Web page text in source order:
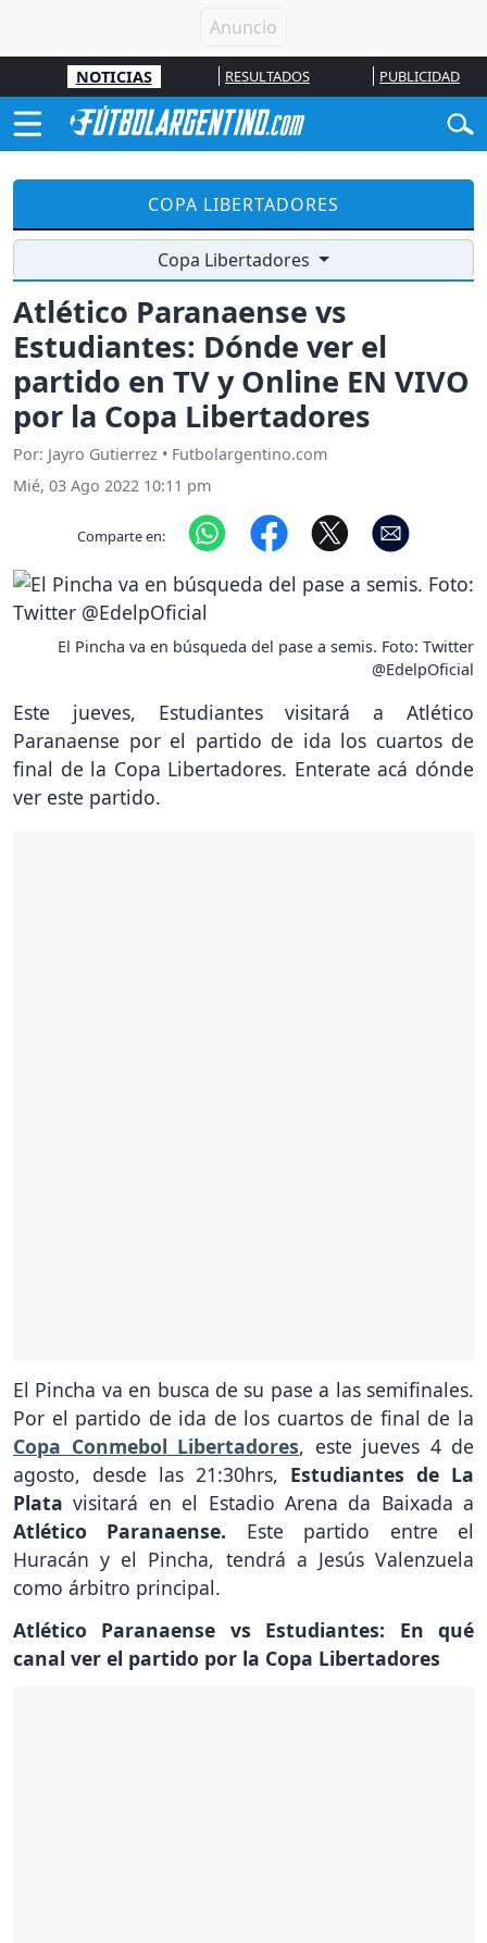
NOTICIAS RESULTADOS PUBLICIDAD
COPA LIBERTADORES
Copa Libertadores
Atlético Paranaense vs
Estudiantes: Dónde ver el
partido en TV y Online EN VIVO
por la Copa Libertadores
Por: Jayro Gutierrez • Futbolargentino.com
Mié, 03 Ago 2022 10:11 pm
Comparte en:
El Pincha va en búsqueda del pase a semis. Foto: Twitter
@EdelpOficial
Este jueves, Estudiantes visitará a Atlético
Paranaense por el partido de ida los cuartos de
final de la Copa Libertadores. Enterate acá dónde
ver este partido.
El Pincha va en busca de su pase a las semifinales.
Por el partido de ida de los cuartos de final de la
Copa Conmebol Libertadores, este jueves 4 de
agosto, desde las 21:30hrs, Estudiantes de La
Platavisitará en el Estadio Arena da Baixada a
Atlético Paranaense. Este partido entre el
Huracán y el Pincha, tendrá a Jesús Valenzuela
como árbitro principal.
Atlético Paranaense vs Estudiantes: En qué
canal ver el partido por la Copa Libertadores